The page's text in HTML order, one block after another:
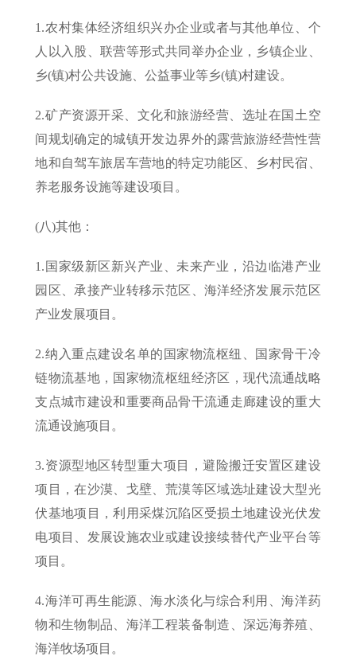
1.农村集体经济组织兴办企业或者与其他单位、个
人以入股、联营等形式共同举办企业，乡镇企业、
乡(镇)村公共设施、公益事业等乡(镇)村建设。
2.矿产资源开采、文化和旅游经营、选址在国土空
间规划确定的城镇开发边界外的露营旅游经营性营
地和自驾车旅居车营地的特定功能区、乡村民宿、
养老服务设施等建设项目。
(八)其他：
1.国家级新区新兴产业、未来产业，沿边临港产业
园区、承接产业转移示范区、海洋经济发展示范区
产业发展项目。
2.纳入重点建设名单的国家物流枢纽、国家骨干冷
链物流基地，国家物流枢纽经济区，现代流通战略
支点城市建设和重要商品骨干流通走廊建设的重大
流通设施项目。
3.资源型地区转型重大项目，避险搬迁安置区建设
项目，在沙漠、戈壁、荒漠等区域选址建设大型光
伏基地项目，利用采煤沉陷区受损土地建设光伏发
电项目、发展设施农业或建设接续替代产业平台等
项目。
4.海洋可再生能源、海水淡化与综合利用、海洋药
物和生物制品、海洋工程装备制造、深远海养殖、
海洋牧场项目。